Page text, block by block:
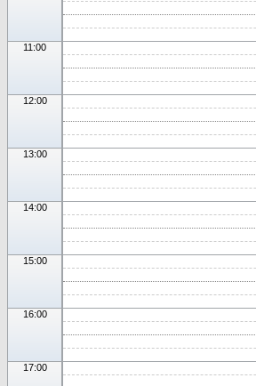
11:00
12:00
13:00
14:00
15:00
16:00
17:00